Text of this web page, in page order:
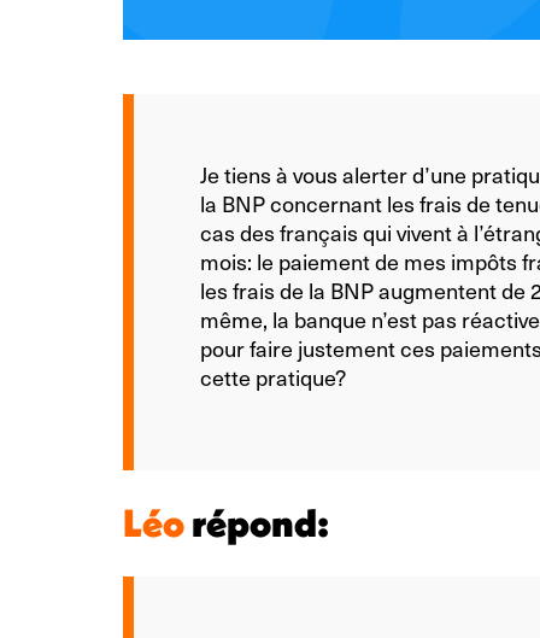
Je tiens à vous alerter d’une
la BNP concernant les frais de
cas des français qui vivent à
mois: le paiement de mes impôts
les frais de la BNP augmentent
même, la banque n’est pas
pour faire justement ces
cette pratique?
Léorépond: